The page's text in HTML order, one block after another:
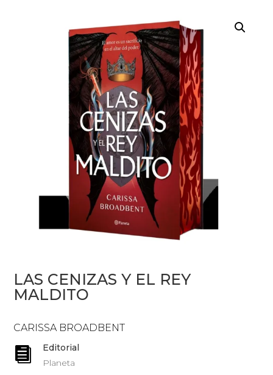
LAS CENIZAS Y EL REY
MALDITO
CARISSA BROADBENT

Editorial
Planeta